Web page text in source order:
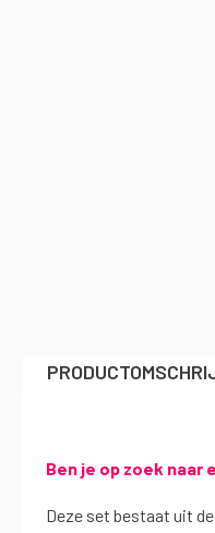
Ben je op zoek
Deze set bestaat uit